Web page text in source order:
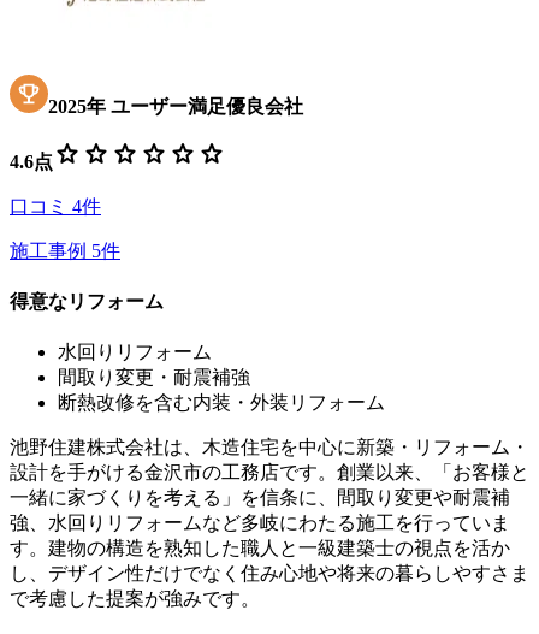
2025年 ユーザー満足優良会社
4.6点 star star star star star star
口コミ 4件
施工事例 5件
得意なリフォーム
水回りリフォーム
間取り変更・耐震補強
断熱改修を含む内装・外装リフォーム
池野住建株式会社は、木造住宅を中心に新築・リフォーム・
設計を手がける金沢市の工務店です。創業以来、「お客様と
一緒に家づくりを考える」を信条に、間取り変更や耐震補
強、水回りリフォームなど多岐にわたる施工を行っていま
す。建物の構造を熟知した職人と一級建築士の視点を活か
し、デザイン性だけでなく住み心地や将来の暮らしやすさま
で考慮した提案が強みです。